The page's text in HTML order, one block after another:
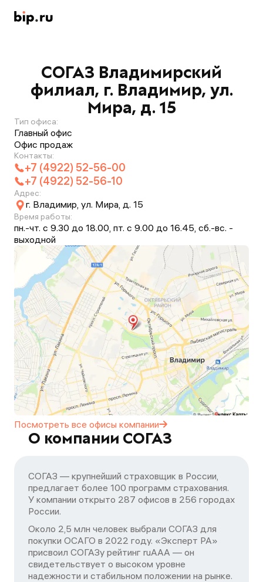
СОГАЗ Владимирский
филиал, г. Владимир, ул.
Мира, д. 15
Тип офиса:
Главный офис
Офис продаж
Контакты:
+7 (4922) 52-56-00
+7 (4922) 52-56-10
Адрес:
г. Владимир, ул. Мира, д. 15
Время работы:
пн.-чт. с 9.30 до 18.00, пт. с 9.00 до 16.45, сб.-вс. -
выходной
Посмотреть все офисы компании
О компании СОГАЗ
СОГАЗ — крупнейший страховщик в России,
предлагает более 100 программ страхования.
У компании открыто 287 офисов в 256 городах
России.
Около 2,5 млн человек выбрали СОГАЗ для
покупки ОСАГО в 2022 году. «Эксперт РА»
присвоил СОГАЗу рейтинг ruAAA — он
свидетельствует о высоком уровне
надежности и стабильном положении на рынке.